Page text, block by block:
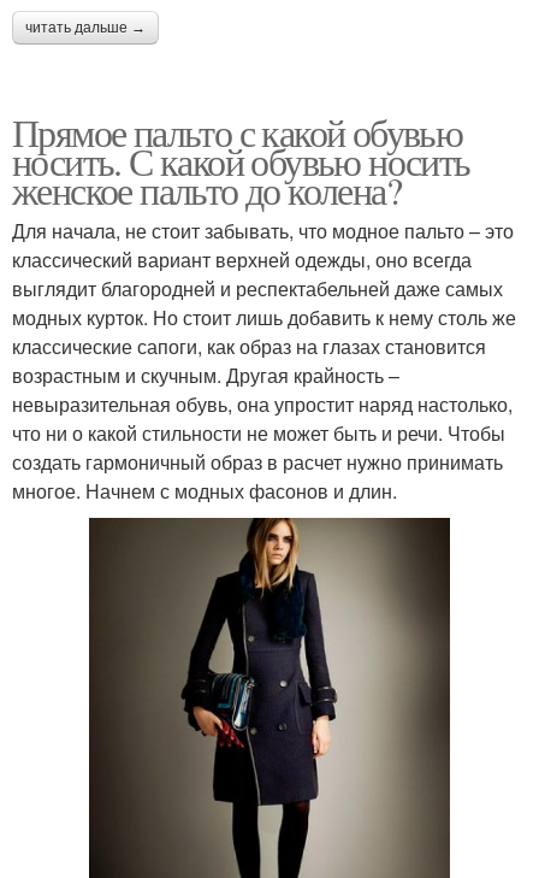
читать дальше →
Прямое пальто с какой обувью
носить. С какой обувью носить
женское пальто до колена?
Для начала, не стоит забывать, что модное пальто – это
классический вариант верхней одежды, оно всегда
выглядит благородней и респектабельней даже самых
модных курток. Но стоит лишь добавить к нему столь же
классические сапоги, как образ на глазах становится
возрастным и скучным. Другая крайность –
невыразительная обувь, она упростит наряд настолько,
что ни о какой стильности не может быть и речи. Чтобы
создать гармоничный образ в расчет нужно принимать
многое. Начнем с модных фасонов и длин.